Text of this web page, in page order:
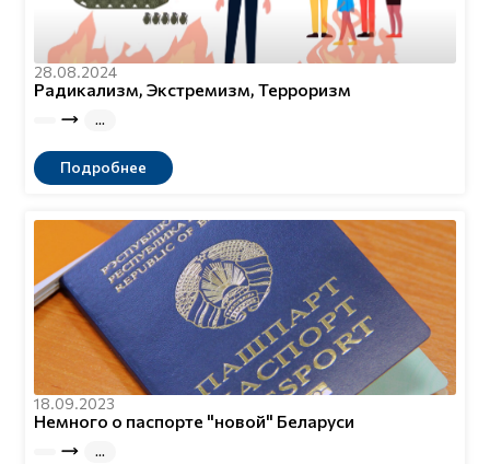
28.08.2024
Радикализм, Экстремизм, Терроризм
Подробнее
18.09.2023
Немного о паспорте "новой" Беларуси